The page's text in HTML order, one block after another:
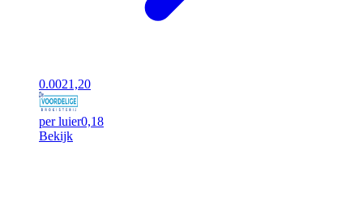
0.0021,20
per luier0,18
Bekijk